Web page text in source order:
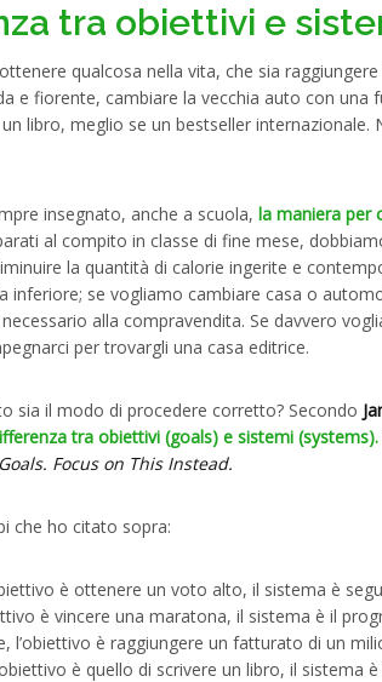
tra obiettivi e
qualcosa nella vita, che sia
e fiorente, cambiare la vecchia auto con
libro, meglio se un bestseller
insegnato, anche a scuola, la maniera per
al compito in classe di fine mese,
la quantità di calorie ingerite e
inferiore; se vogliamo cambiare casa o
alla compravendita. Se davvero
per trovargli una casa editrice.
sia il modo di procedere corretto? Secondo
tra obiettivi (goals) e sistemi (systems).
Focus on This Instead.
che ho citato sopra:
è ottenere un voto alto, il sistema è
è vincere una maratona, il sistema è il
l’obiettivo è raggiungere un fatturato di un
è quello di scrivere un libro, il sistema